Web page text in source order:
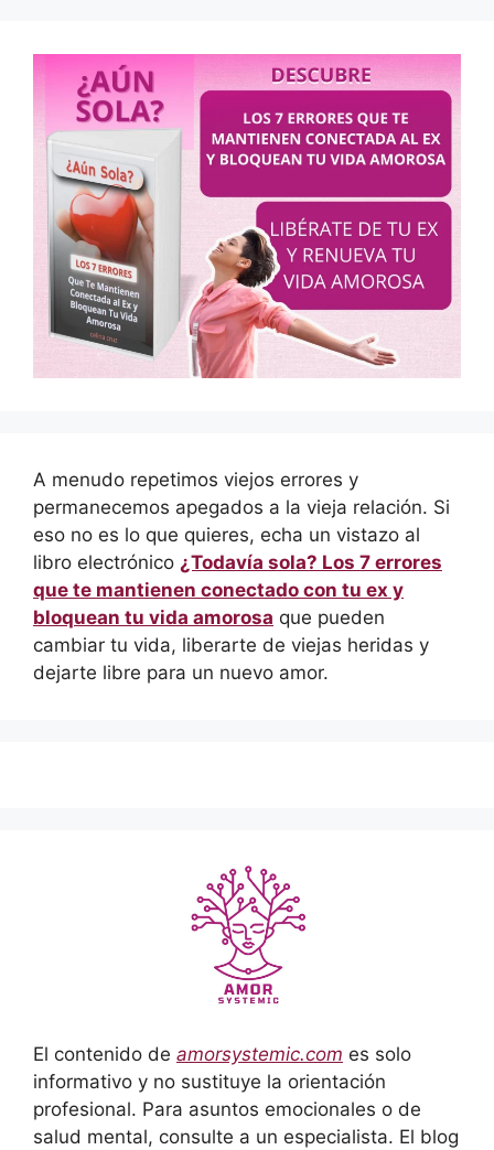
A menudo repetimos viejos errores y
permanecemos apegados a la vieja relación. Si
eso no es lo que quieres, echa un vistazo al
libro electrónico ¿Todavía sola? Los 7 errores
que te mantienen conectado con tu ex y
bloquean tu vida amorosa que pueden
cambiar tu vida, liberarte de viejas heridas y
dejarte libre para un nuevo amor.
El contenido de amorsystemic.com es solo
informativo y no sustituye la orientación
profesional. Para asuntos emocionales o de
salud mental, consulte a un especialista. El blog